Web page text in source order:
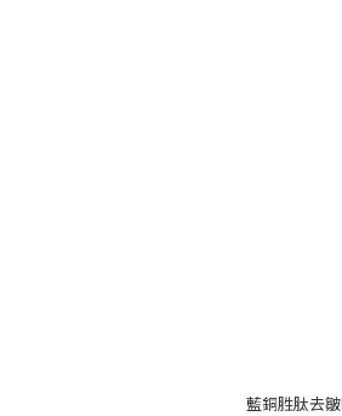
藍銅胜肽去